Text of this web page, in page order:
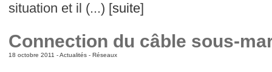
situation et il (...) [suite]
Connection du câble sous-
18 octobre 2011 -Actualités- Réseaux